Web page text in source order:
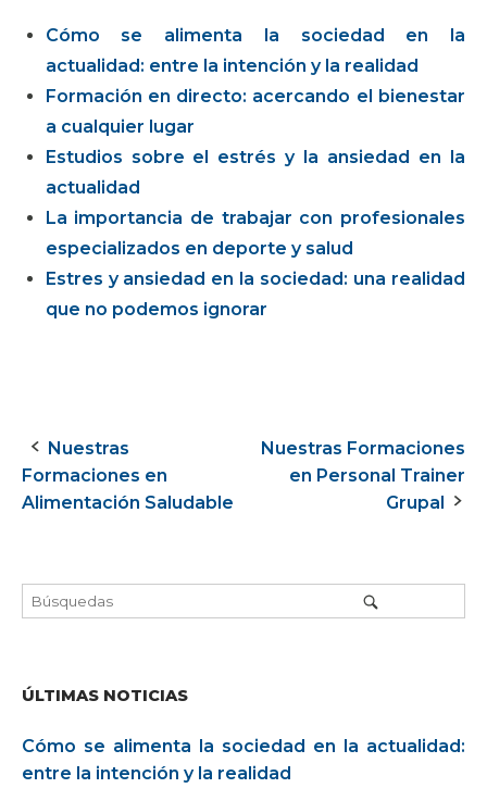
Cómo se alimenta la sociedad en la
actualidad: entre la intención y la realidad
Formación en directo: acercando el bienestar
a cualquier lugar
Estudios sobre el estrés y la ansiedad en la
actualidad
La importancia de trabajar con profesionales
especializados en deporte y salud
Estres y ansiedad en la sociedad: una realidad
que no podemos ignorar
Navegación
de
entrada
Nuestras
Formaciones en
Alimentación Saludable
Nuestras Formaciones
en Personal Trainer
Grupal
ÚLTIMAS NOTICIAS
Cómo se alimenta la sociedad en la actualidad:
entre la intención y la realidad